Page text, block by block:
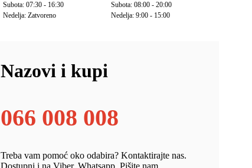
Subota: 07:30 - 16:30
Nedelja: Zatvoreno
Subota: 08:00 - 20:00
Nedelja: 9:00 - 15:00
Nazovi i kupi
066 008 008
Treba vam pomoć oko odabira? Kontaktirajte nas.